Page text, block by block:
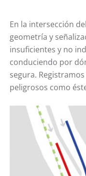
En la intersección
geometría y
insuficientes y no
conduciendo por
segura.
peligrosos como